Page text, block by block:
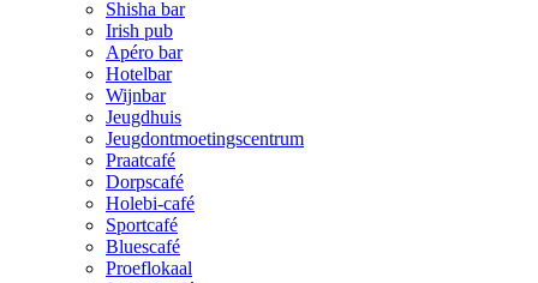
Shisha bar
Irish pub
Apéro bar
Hotelbar
Wijnbar
Jeugdhuis
Jeugdontmoetingscentrum
Praatcafé
Dorpscafé
Holebi-café
Sportcafé
Bluescafé
Proeflokaal